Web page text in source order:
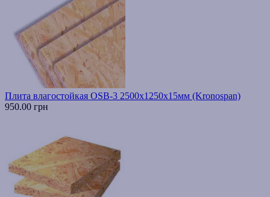
Плита влагостойкая OSB-3 2500х1250х15мм (Kronospan)
950.00 грн